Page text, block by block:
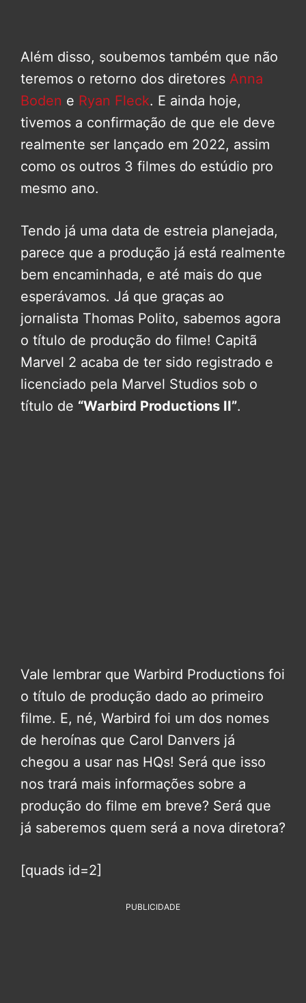
Além disso, soubemos também que não
teremos o retorno dos diretores Anna
Boden e Ryan Fleck. E ainda hoje,
tivemos a confirmação de que ele deve
realmente ser lançado em 2022, assim
como os outros 3 filmes do estúdio pro
mesmo ano.
Tendo já uma data de estreia planejada,
parece que a produção já está realmente
bem encaminhada, e até mais do que
esperávamos. Já que graças ao
jornalista Thomas Polito, sabemos agora
o título de produção do filme! Capitã
Marvel 2 acaba de ter sido registrado e
licenciado pela Marvel Studios sob o
título de “Warbird Productions II”.
Vale lembrar que Warbird Productions foi
o título de produção dado ao primeiro
filme. E, né, Warbird foi um dos nomes
de heroínas que Carol Danvers já
chegou a usar nas HQs! Será que isso
nos trará mais informações sobre a
produção do filme em breve? Será que
já saberemos quem será a nova diretora?
[quads id=2]
PUBLICIDADE